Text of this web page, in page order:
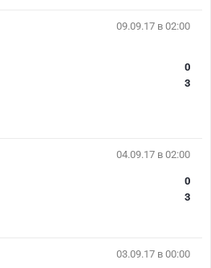
09.09.17 в 02:00
0
3
04.09.17 в 02:00
0
3
03.09.17 в 00:00